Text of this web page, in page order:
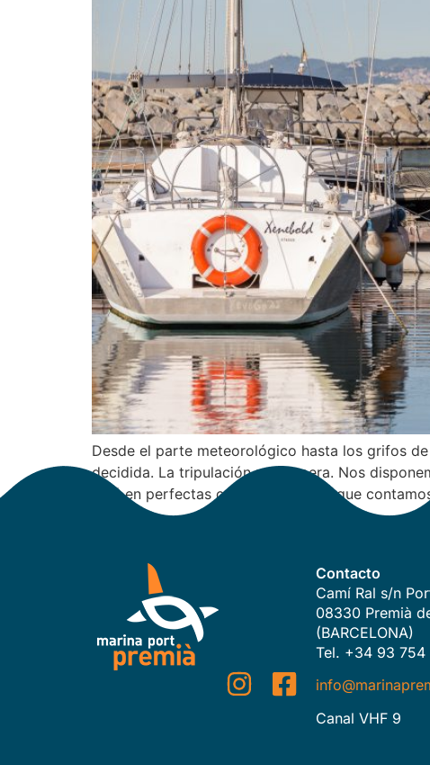
Desde el parte meteorológico hasta los grifos
decidida. La tripulación nos espera. Nos
está en perfectas condiciones y de que
Contacto
Camí Ral s/n
08330 Premià
(BARCELONA)
Tel. +34 93 754
Canal VHF 9